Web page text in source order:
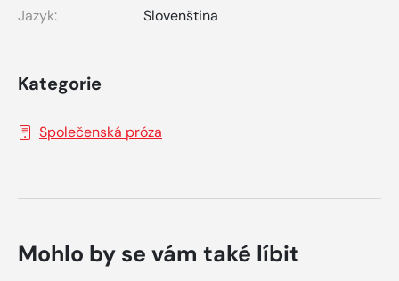
Jazyk:
Slovenština
Kategorie
Společenská próza
Mohlo by se vám také líbit